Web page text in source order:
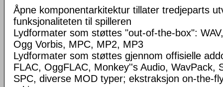
Åpne komponentarkitektur tillater tredjeparts
funksjonaliteten til spilleren
Lydformater som støttes "out-of-the-box":
Ogg Vorbis, MPC, MP2, MP3
Lydformater som støttes gjennom offisielle
FLAC, OggFLAC, Monkey''s Audio, WavPack,
SPC, diverse MOD typer; ekstraksjon on-the-